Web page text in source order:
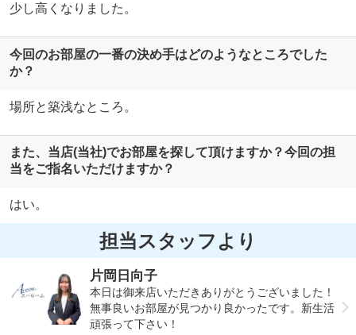
少し高くなりました。
今回のお部屋の一番の決め手はどのようなところでした
か？
場所と築浅なところ。
また、当店(当社)でお部屋を探して頂けますか？今回の担
当をご指名いただけますか？
はい。
担当スタッフより
片岡日向子
本日は御来店いただきありがとうございました！
無事良いお部屋が見つかり良かったです。新生活
頑張って下さい！